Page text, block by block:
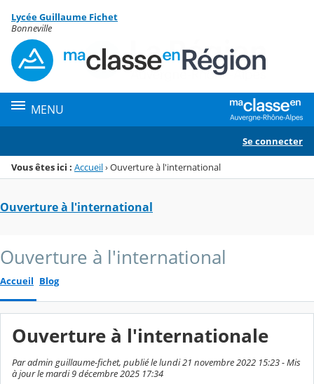
Menu de la rubrique
Contenu
Lycée Guillaume Fichet
Bonneville
MENU
Se connecter
Vous êtes ici : Accueil›Ouverture à l'international
Ouverture à l'international
Ouverture à l'international
Accueil Blog
Ouverture à l'internationale
Par admin guillaume-fichet, publié le lundi 21 novembre 2022 15:23 - Mis
à jour le mardi 9 décembre 2025 17:34